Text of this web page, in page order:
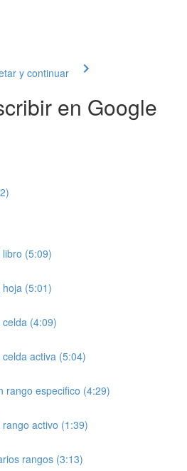
y continuar
en Google
(5:09)
(5:01)
(4:09)
activa (5:04)
rango especifico (4:29)
activo (1:39)
rangos (3:13)